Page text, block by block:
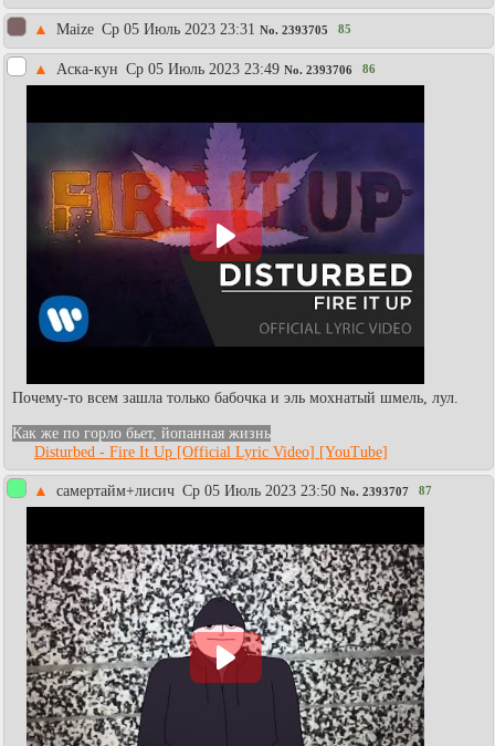
▲ Maize Ср 05 Июль 2023 23:31 No. 2393705 85
▲ Аска-кун Ср 05 Июль 2023 23:49 No. 2393706 86
Почему-то всем зашла только бабочка и эль мохнатый шмель, лул.
Как же по горло бьет, йопанная жизнь
Disturbed - Fire It Up [Official Lyric Video] [YouTube]
▲ самертайм+лисич Ср 05 Июль 2023 23:50 No. 2393707 87